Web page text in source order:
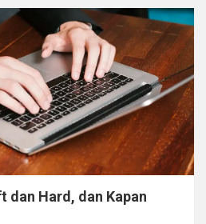
dan Hard, dan Kapan